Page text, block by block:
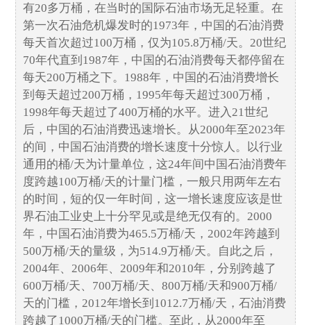
有20多万桶，在当时的国际石油市场无足轻重。在
第一次石油危机爆发时的1973年，中国的石油消费
每天首次超过100万桶，仅为105.8万桶/天。20世纪
70年代直到1987年，中国的石油消费每天都停留在
每天200万桶之下。1988年，中国的石油消费增长
到每天超过200万桶，1995年每天超过300万桶，
1998年每天超过了400万桶的水平。进入21世纪
后，中国的石油消费迅速增长。从2000年至2023年
的间，中国石油消费的增长速度十分惊人。以行业
通用的桶/天为计量单位，这24年间中国石油消费年
度跨越100万桶/天的计量门槛，一般只用两年左右
的时间，短的仅一年时间，这一增长速度应该是世
界石油工业史上十分罕见或是绝无仅有的。2000
年，中国石油消费为465.5万桶/天，2002年跨越到
500万桶/天的量级，为514.9万桶/天。自此之后，
2004年、2006年、2009年和2010年，分别跨越了
600万桶/天、700万桶/天、800万桶/天和900万桶/
天的门槛，2012年增长到1012.7万桶/天，石油消费
跨越了1000万桶/天的门槛。至此，从2000年至